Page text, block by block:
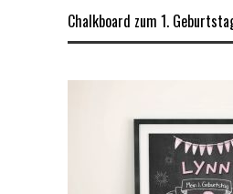
Chalkboard zum 1.